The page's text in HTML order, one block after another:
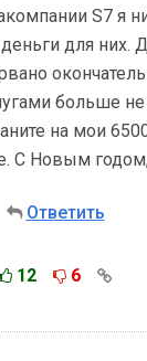
S7 я
для них.
больше не
на мои
С Новым
Ответить
12 6